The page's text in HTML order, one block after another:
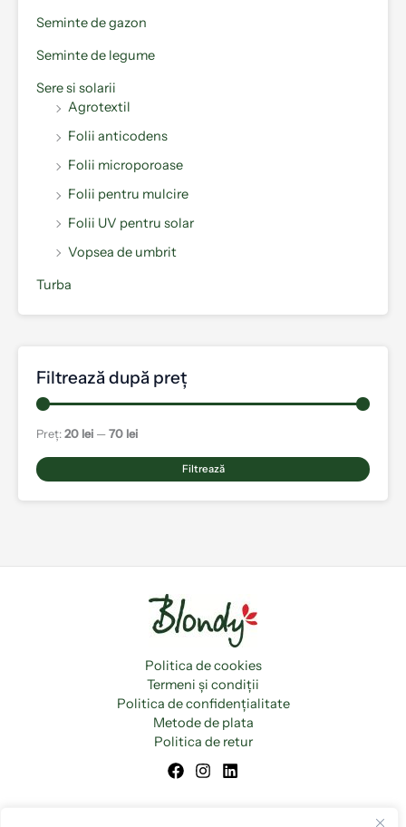
Seminte de gazon
Seminte de legume
Sere si solarii
Agrotextil
Folii anticodens
Folii microporoase
Folii pentru mulcire
Folii UV pentru solar
Vopsea de umbrit
Turba
Filtrează după preț
Filtrează
Preț:20 lei —70 lei
Politica de cookies
Termeni și condiții
Politica de confidențialitate
Metode de plata
Politica de retur